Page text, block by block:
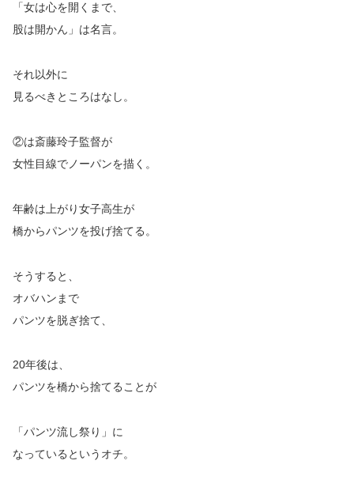
「女は心を開くまで、
股は開かん」は名言。
それ以外に
見るべきところはなし。
②は斎藤玲子監督が
女性目線でノーパンを描く。
年齢は上がり女子高生が
橋からパンツを投げ捨てる。
そうすると、
オバハンまで
パンツを脱ぎ捨て、
20年後は、
パンツを橋から捨てることが
「パンツ流し祭り」に
なっているというオチ。